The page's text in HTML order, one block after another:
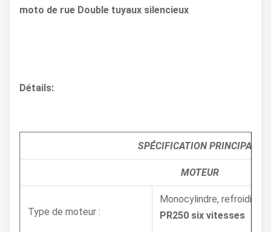
moto de rue Double tuyaux silencieux
Détails:
SPÉCIFICATION PRINCIPALE
MOTEUR
Type de moteur :
Monocylindre, refroidi par
PR250 six vitesses